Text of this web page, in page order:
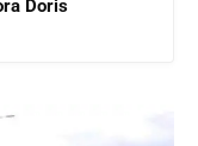
Doris